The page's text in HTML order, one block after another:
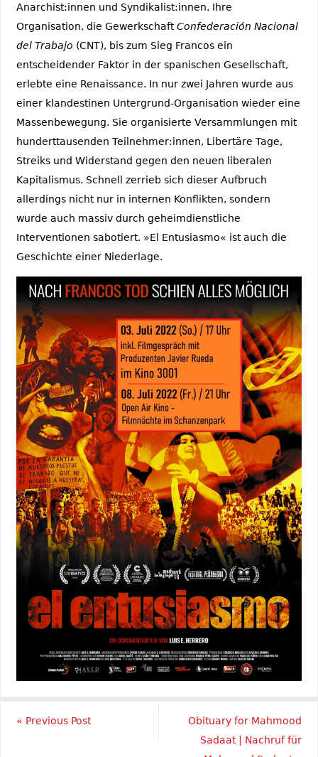
Anarchist:innen und Syndikalist:innen. Ihre
Organisation, die GewerkschaftConfederación Nacional
del Trabajo (CNT), bis zum Sieg Francos ein
entscheidender Faktor in der spanischen Gesellschaft,
erlebte eine Renaissance. In nur zwei Jahren wurde aus
einer klandestinen Untergrund-Organisation wieder eine
Massenbewegung. Sie organisierte Versammlungen mit
hunderttausenden Teilnehmer:innen, Libertäre Tage,
Streiks und Widerstand gegen den neuen liberalen
Kapitalismus. Schnell zerrieb sich dieser Aufbruch
allerdings nicht nur in internen Konflikten, sondern
wurde auch massiv durch geheimdienstliche
Interventionen sabotiert. »El Entusiasmo« ist auch die
Geschichte einer Niederlage.
« Previous Post
Obituary for Mahmood
Sadaat | Nachruf für